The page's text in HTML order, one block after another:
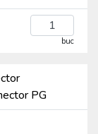
buc
PG